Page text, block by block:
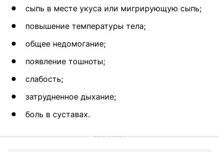
сыпь в месте укуса или мигрирующую сыпь;
повышение температуры тела;
общее недомогание;
появление тошноты;
слабость;
затрудненное дыхание;
боль в суставах.